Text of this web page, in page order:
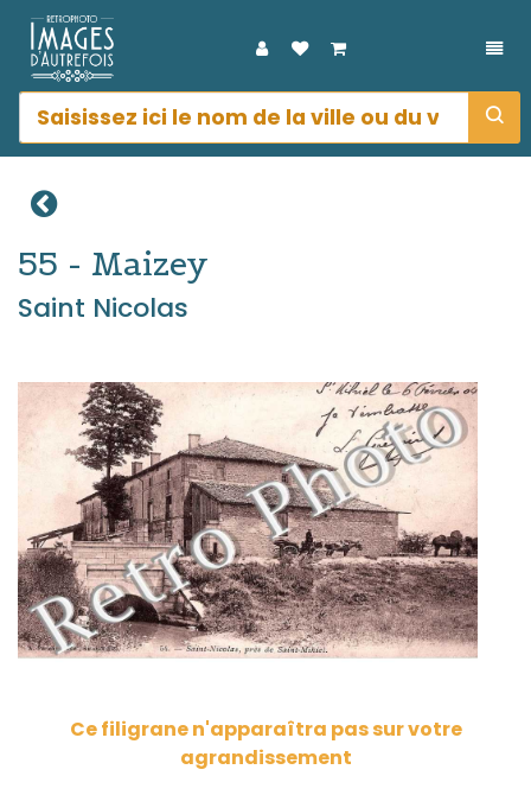
55 - Maizey
Saint Nicolas
Ce filigrane n'apparaîtra pas sur votre
agrandissement